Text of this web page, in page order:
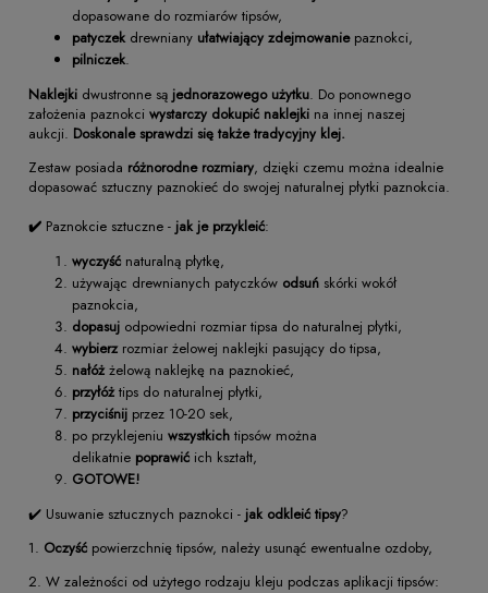
dopasowane do rozmiarów tipsów,
patyczek drewniany ułatwiający zdejmowaniepaznokci,
pilniczek.
Naklejki dwustronne są jednorazowego użytku. Do ponownego
założenia paznokci wystarczy dokupić naklejki na innej naszej
aukcji. Doskonale sprawdzi się także tradycyjny klej.
Zestaw posiada różnorodne rozmiary, dzięki czemu można idealnie
dopasować sztuczny paznokieć do swojej naturalnej płytki paznokcia.
✔️ Paznokcie sztuczne - jak je przykleić:
wyczyść naturalną płytkę,
używając drewnianych patyczków odsuń skórki wokół
paznokcia,
dopasuj odpowiedni rozmiar tipsa do naturalnej płytki,
wybierzrozmiar żelowej naklejki pasujący do tipsa,
nałóżżelową naklejkę na paznokieć,
przyłóżtips do naturalnej płytki,
przyciśnij przez 10-20 sek,
po przyklejeniu wszystkich tipsów można
delikatnie poprawić ich kształt,
GOTOWE!
✔️ Usuwanie sztucznych paznokci - jak odkleić tipsy?
1. Oczyść powierzchnię tipsów, należy usunąć ewentualne ozdoby,
2. W zależności od użytego rodzaju kleju podczas aplikacji tipsów: